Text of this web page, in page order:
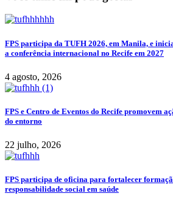
FPS participa da TUFH 2026, em Manila, e
a conferência internacional no Recife em 2027
4 agosto, 2026
FPS e Centro de Eventos do Recife promovem
do entorno
22 julho, 2026
FPS participa de oficina para fortalecer
responsabilidade social em saúde